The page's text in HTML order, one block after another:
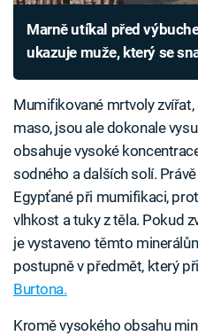
Marně utíkal před
ukazuje muže, který se
Mumifikované mrtvoly zvířat,
maso, jsou ale dokonale
obsahuje vysoké
sodného a dalších solí.
Egypťané při mumifikaci,
vlhkost a tuky z těla. Pokud
je vystaveno těmto
postupně v předmět, který
Burtona.
Kromě vysokého obsahu